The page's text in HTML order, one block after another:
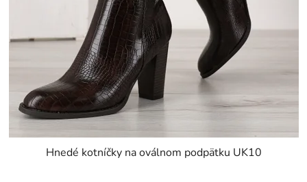
Hnedé kotníčky na oválnom podpätku UK10